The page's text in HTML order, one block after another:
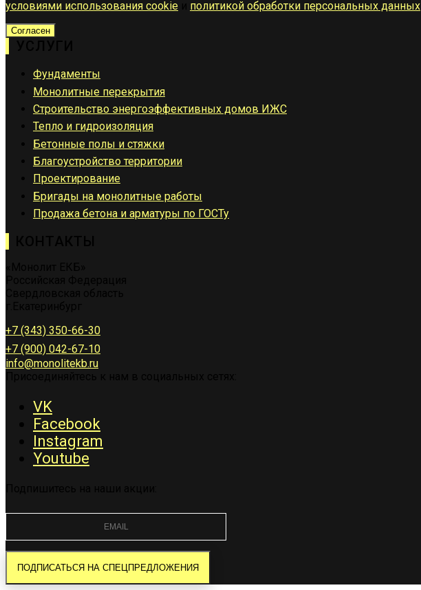
условиями использования cookie
политикой обработки персональных данных
Согласен
Фундаменты
Монолитные перекрытия
Строительство энергоэффективных домов ИЖС
Тепло и гидроизоляция
Бетонные полы и стяжки
Благоустройство территории
Проектирование
Бригады на монолитные работы
Продажа бетона и арматуры по ГОСТу
+7 (343) 350-66-30
+7 (900) 042-67-10
info@monolitekb.ru
VK
Facebook
Instagram
Youtube